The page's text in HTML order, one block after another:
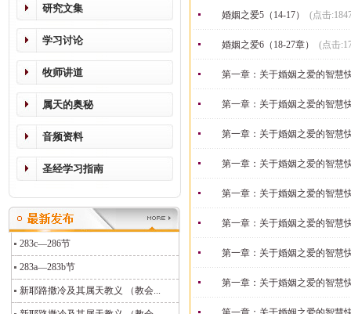
研究文集
学习讨论
牧师讲道
属天的奥秘
音频资料
圣经学习指南
283c—286节
283a—283b节
新耶路撒冷及其属天教义 （教会...
婚姻之爱5（14-17） (点击
婚姻之爱6（18-27章） (点击
第一章：关于婚姻之爱的智慧
第一章：关于婚姻之爱的智慧
第一章：关于婚姻之爱的智慧
第一章：关于婚姻之爱的智慧
第一章：关于婚姻之爱的智慧
第一章：关于婚姻之爱的智慧
第一章：关于婚姻之爱的智慧
第一章：关于婚姻之爱的智慧